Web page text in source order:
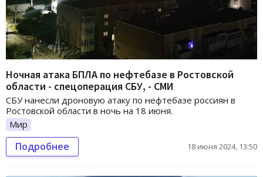
Ночная атака БПЛА по нефтебазе в Ростовской
области - спецоперация СБУ, - СМИ
СБУ нанесли дроновую атаку по нефтебазе россиян в
Ростовской области в ночь на 18 июня.
Мир
Подробнее 18 июня 2024, 13:50